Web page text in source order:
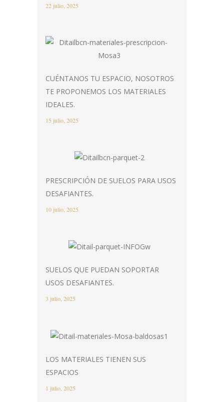
22 julio, 2025
CUÉNTANOS TU ESPACIO, NOSOTROS
TE PROPONEMOS LOS MATERIALES
IDEALES.
15 julio, 2025
PRESCRIPCIÓN DE SUELOS PARA USOS
DESAFIANTES.
10 julio, 2025
SUELOS QUE PUEDAN SOPORTAR
USOS DESAFIANTES.
3 julio, 2025
LOS MATERIALES TIENEN SUS
ESPACIOS
1 julio, 2025